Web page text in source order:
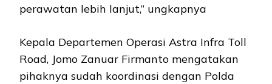
perawatan lebih lanjut,” ungkapnya
Kepala Departemen Operasi Astra Infra Toll
Road, Jomo Zanuar Firmanto mengatakan
pihaknya sudah koordinasi dengan Polda